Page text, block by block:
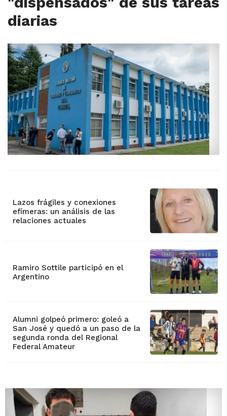
diarias
Lazos frágiles y conexiones
efímeras: un análisis de las
relaciones actuales
Ramiro Sottile participó en el
Argentino
Alumni golpeó primero: goleó a
San José y quedó a un paso de la
segunda ronda del Regional
Federal Amateur